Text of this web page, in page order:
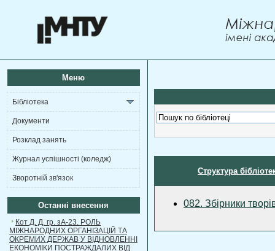
Меню
Бібліотека
Документи
Розклад занять
Журнал успішності (коледж)
Зворотній зв'язок
Останні внесення
Кот Д. Д. гр. зА-23. РОЛЬ
МІЖНАРОДНИХ ОРГАНІЗАЦІЙ ТА
ОКРЕМИХ ДЕРЖАВ У ВІДНОВЛЕННІ
ЕКОНОМІКИ ПОСТРАЖДАЛИХ ВІД
Структура
082. Збірники